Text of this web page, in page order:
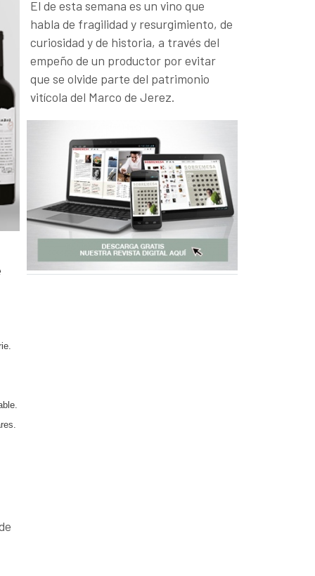
El de esta semana es un vino que
habla de fragilidad y resurgimiento, de
curiosidad y de historia, a través del
empeño de un productor por evitar
que se olvide parte del patrimonio
vitícola del Marco de Jerez.